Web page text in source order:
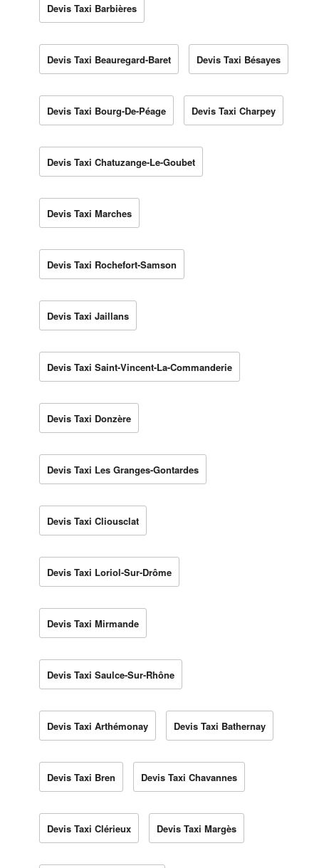
Devis Taxi Barbières
Devis Taxi Beauregard-Baret Devis Taxi Bésayes
Devis Taxi Bourg-De-Péage Devis Taxi Charpey
Devis Taxi Chatuzange-Le-Goubet
Devis Taxi Marches
Devis Taxi Rochefort-Samson
Devis Taxi Jaillans
Devis Taxi Saint-Vincent-La-Commanderie
Devis Taxi Donzère
Devis Taxi Les Granges-Gontardes
Devis Taxi Cliousclat
Devis Taxi Loriol-Sur-Drôme
Devis Taxi Mirmande
Devis Taxi Saulce-Sur-Rhône
Devis Taxi Arthémonay Devis Taxi Bathernay
Devis Taxi Bren Devis Taxi Chavannes
Devis Taxi Clérieux Devis Taxi Margès